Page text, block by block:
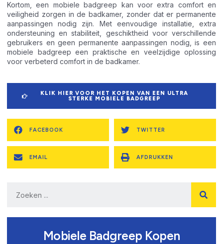
Kortom, een mobiele badgreep kan voor extra comfort en
veiligheid zorgen in de badkamer, zonder dat er permanente
aanpassingen nodig zijn. Met eenvoudige installatie, extra
ondersteuning en stabiliteit, geschiktheid voor verschillende
gebruikers en geen permanente aanpassingen nodig, is een
mobiele badgreep een praktische en veelzijdige oplossing
voor verbeterd comfort in de badkamer.
KLIK HIER VOOR HET KOPEN VAN EEN ULTRA
STERKE MOBIELE BADGREEP
FACEBOOK TWITTER
EMAIL AFDRUKKEN
Mobiele Badgreep Kopen